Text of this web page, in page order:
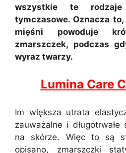
wszystkie te
tymczasowe. Oznacza
mięśni powoduje
zmarszczek, podczas
wyraz twarzy.
Lumina Care
Im większa utrata
zauważalne i
na skórze. Więc to są
opisano, zmarszczki